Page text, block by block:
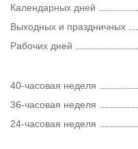
Календарных дней
Выходных и праздничных
Рабочих дней
40-часовая неделя
36-часовая неделя
24-часовая неделя